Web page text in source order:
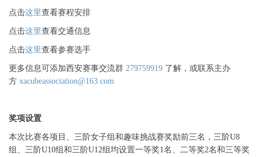
点击这里查看赛程安排
点击这里查看交通信息
点击这里查看参赛选手
更多信息可添加西安赛事交流群 279759919 了解 ， 或联系主办
方 xacubeassociation@163.com
奖项设置
本次比赛各项目、三阶女子组和趣味挑战赛奖励前三名，三阶U8
组、三阶U10组和三阶U12组均设置一等奖1名、二等奖2名和三等奖